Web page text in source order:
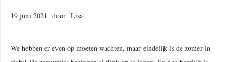
19 juni 2021 door Lisa
We hebben er even op moeten wachten, maar eindelijk is de zomer in